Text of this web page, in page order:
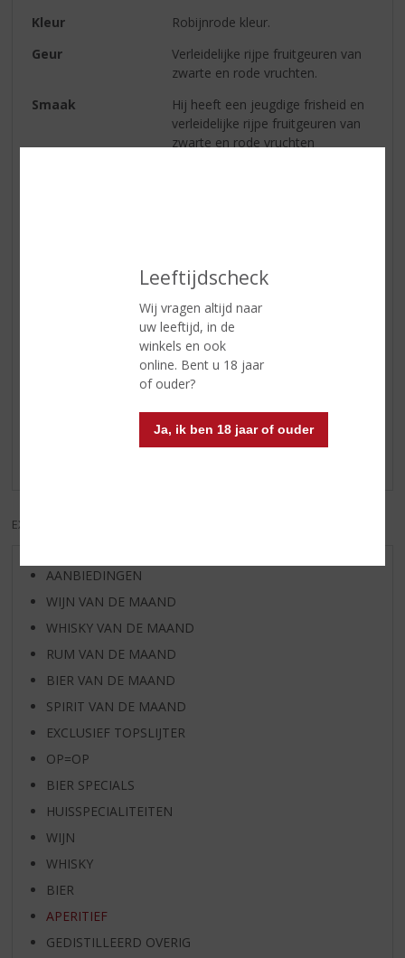
Leeftijdscheck
Wij vragen altijd naar
uw leeftijd, in de
winkels en ook
online. Bent u 18 jaar
of ouder?
Ja, ik ben 18 jaar of ouder
Kleur
Robijnrode kleur.
Geur
Verleidelijke rijpe fruitgeuren van
zwarte en rode vruchten.
Smaak
Hij heeft een jeugdige frisheid en
verleidelijke rijpe fruitgeuren van
zwarte en rode vruchten
borrel te drinken. Gecombineerd
met harde kazen of wat dacht u
van brokspeculaas.
EXCL. BTW
AANBIEDINGEN
WIJN VAN DE MAAND
WHISKY VAN DE MAAND
RUM VAN DE MAAND
BIER VAN DE MAAND
SPIRIT VAN DE MAAND
EXCLUSIEF TOPSLIJTER
OP=OP
BIER SPECIALS
HUISSPECIALITEITEN
WIJN
WHISKY
BIER
APERITIEF
GEDISTILLEERD OVERIG